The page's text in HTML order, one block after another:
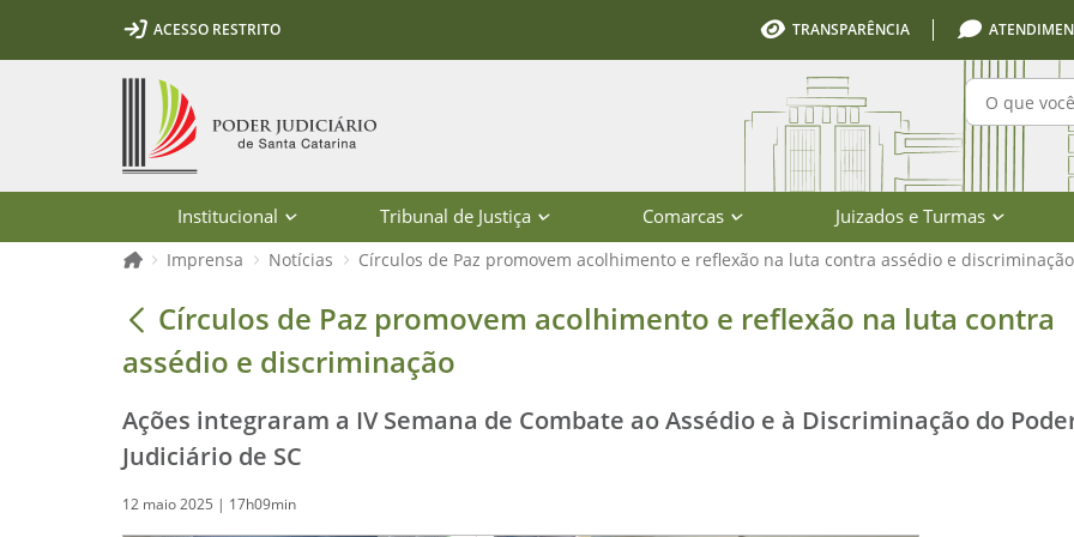
Ir para o conteúdo
Ir para a ferramenta de acessibilidade - Rybená
Ir para o menu principal
Ir para a pesquisa
Ir para o rodapé
Ir para a página inicialACESSO RESTRITO TRANSPARÊNCIA
Institucional Tribunal de Justiça Comarcas Juizados e Turmas
Página inicial
Imprensa Notícias Círculos de Paz promovem acolhimento e reflexão na luta contra assédio e discriminação
Círculos de Paz promovem acolhimento e reflexão na luta contra
Círculos de Paz promovem acolhimento e reflexão na luta contra
assédio e discriminação
Ações integraram a IV Semana de Combate ao Assédio e à Discriminação do
Judiciário de SC
12 maio 2025 | 17h09min